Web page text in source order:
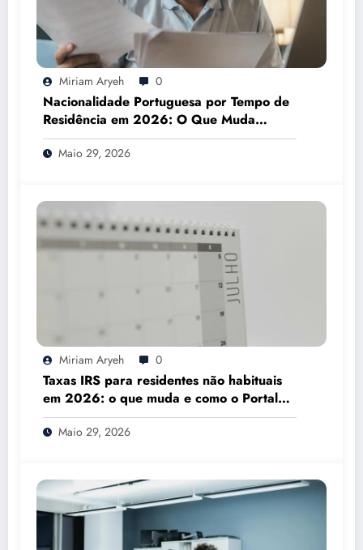
Miriam Aryeh 0
Nacionalidade Portuguesa por Tempo de
Residência em 2026: O Que Muda
Mesmo
Maio 29, 2026
Miriam Aryeh 0
Taxas IRS para residentes não habituais
em 2026: o que muda e como o Portal
das Finanças pode ajudar
Maio 29, 2026